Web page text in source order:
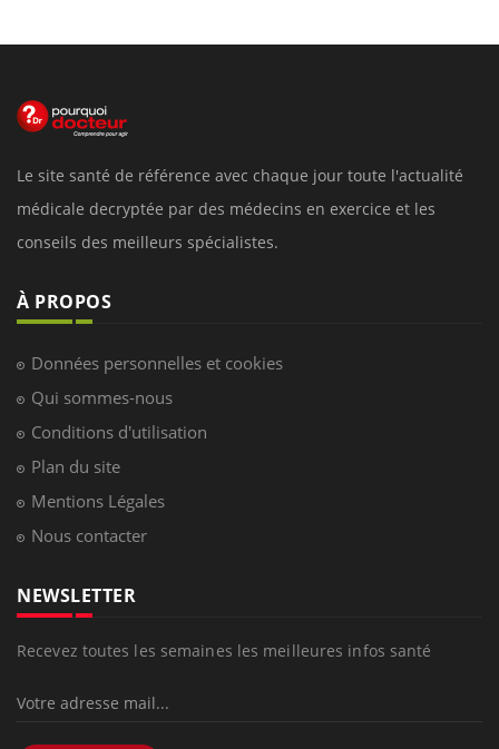
Le site santé de référence avec chaque jour toute l'actualité
médicale decryptée par des médecins en exercice et les
conseils des meilleurs spécialistes.
À PROPOS
Données personnelles et cookies
Qui sommes-nous
Conditions d'utilisation
Plan du site
Mentions Légales
Nous contacter
NEWSLETTER
Recevez toutes les semaines les meilleures infos santé